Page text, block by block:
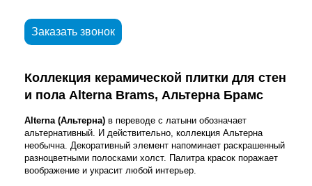
Заказать звонок
Коллекция керамической плитки для стен
и пола Alterna Brams, Альтерна Брамс
Alterna (Альтерна) в переводе с латыни обозначает
альтернативный. И действительно, коллекция Альтерна
необычна. Декоративный элемент напоминает раскрашенный
разноцветными полосками холст. Палитра красок поражает
воображение и украсит любой интерьер.